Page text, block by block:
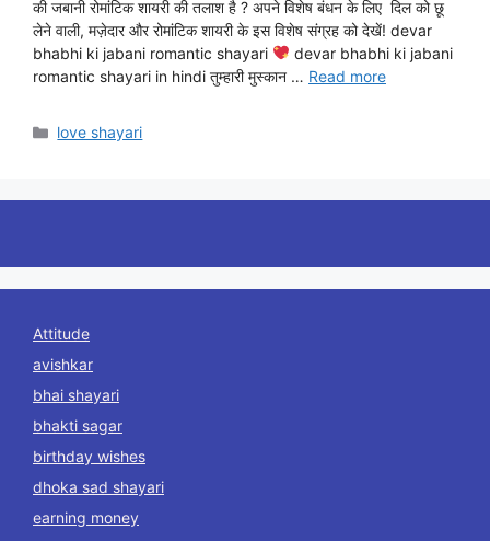
की जबानी रोमांटिक शायरी की तलाश है ? अपने विशेष बंधन के लिए दिल को छू
लेने वाली, मज़ेदार और रोमांटिक शायरी के इस विशेष संग्रह को देखें! devar
bhabhi ki jabani romantic shayari
devar bhabhi ki jabani
romantic shayari in hindi तुम्हारी मुस्कान … Read more
Categories
love shayari
Attitude
avishkar
bhai shayari
bhakti sagar
birthday wishes
dhoka sad shayari
earning money